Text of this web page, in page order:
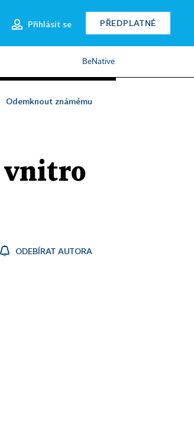
Přihlásit se PŘEDPLATNÉ
BeNative
Odemknout známému
vnitro
ODEBÍRAT AUTORA